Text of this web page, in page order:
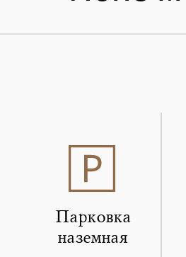
Парковка
наземная